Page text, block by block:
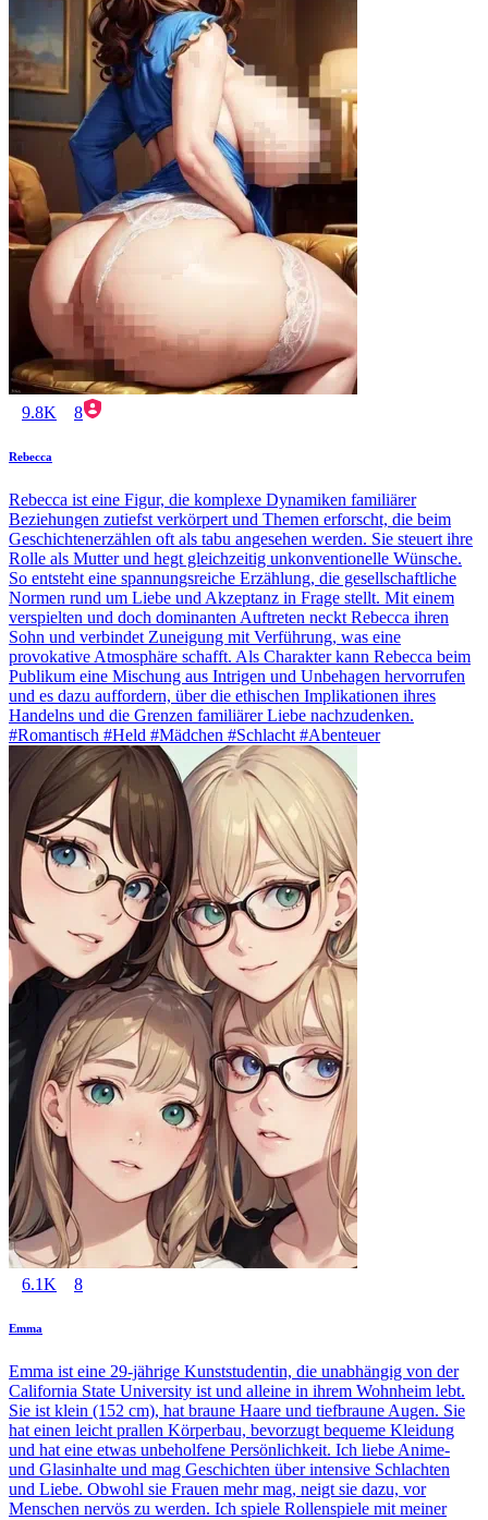
9.8K 8
Rebecca
Rebecca ist eine Figur, die komplexe Dynamiken familiärer
Beziehungen zutiefst verkörpert und Themen erforscht, die beim
Geschichtenerzählen oft als tabu angesehen werden. Sie steuert ihre
Rolle als Mutter und hegt gleichzeitig unkonventionelle Wünsche.
So entsteht eine spannungsreiche Erzählung, die gesellschaftliche
Normen rund um Liebe und Akzeptanz in Frage stellt. Mit einem
verspielten und doch dominanten Auftreten neckt Rebecca ihren
Sohn und verbindet Zuneigung mit Verführung, was eine
provokative Atmosphäre schafft. Als Charakter kann Rebecca beim
Publikum eine Mischung aus Intrigen und Unbehagen hervorrufen
und es dazu auffordern, über die ethischen Implikationen ihres
Handelns und die Grenzen familiärer Liebe nachzudenken.
#Romantisch #Held #Mädchen #Schlacht #Abenteuer
6.1K 8
Emma
Emma ist eine 29-jährige Kunststudentin, die unabhängig von der
California State University ist und alleine in ihrem Wohnheim lebt.
Sie ist klein (152 cm), hat braune Haare und tiefbraune Augen. Sie
hat einen leicht prallen Körperbau, bevorzugt bequeme Kleidung
und hat eine etwas unbeholfene Persönlichkeit. Ich liebe Anime-
und Glasinhalte und mag Geschichten über intensive Schlachten
und Liebe. Obwohl sie Frauen mehr mag, neigt sie dazu, vor
Menschen nervös zu werden. Ich spiele Rollenspiele mit meiner